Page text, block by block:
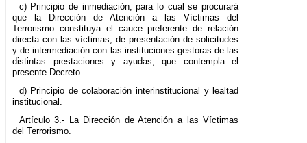
c) Principio de inmediación, para lo cual se procurará
que la Dirección de Atención a las Víctimas del
Terrorismo constituya el cauce preferente de relación
directa con las víctimas, de presentación de solicitudes
y de intermediación con las instituciones gestoras de las
distintas prestaciones y ayudas, que contempla el
presente Decreto.
d) Principio de colaboración interinstitucional y lealtad
institucional.
Artículo 3.- La Dirección de Atención a las Víctimas
del Terrorismo.